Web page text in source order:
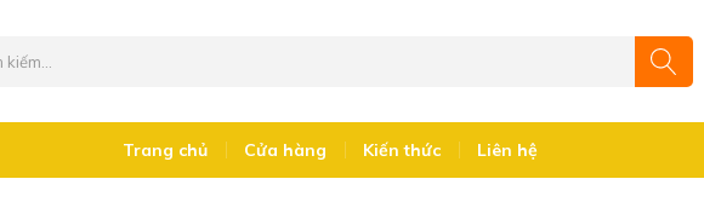
Trang chủ Cửa hàng Kiến thức Liên hệ